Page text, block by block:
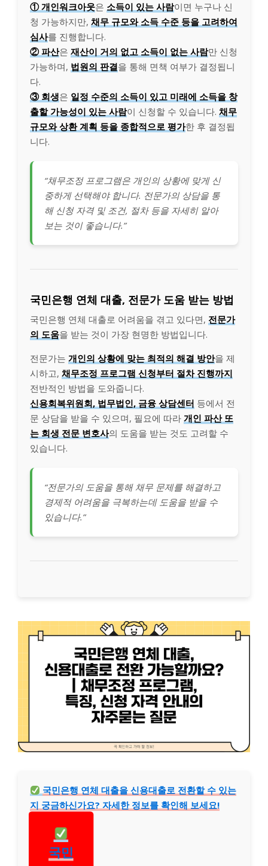
① 개인워크아웃은 소득이 있는 사람이면 누구나 신
청 가능하지만, 채무 규모와 소득 수준 등을 고려하여
심사를 진행합니다.
② 파산은 재산이 거의 없고 소득이 없는 사람만 신청
가능하며, 법원의 판결을 통해 면책 여부가 결정됩니
다.
③ 회생은 일정 수준의 소득이 있고 미래에 소득을 창
출할 가능성이 있는 사람이 신청할 수 있습니다. 채무
규모와 상환 계획 등을 종합적으로 평가한 후 결정됩
니다.
“채무조정 프로그램은 개인의 상황에 맞게 신
중하게 선택해야 합니다. 전문가의 상담을 통
해 신청 자격 및 조건, 절차 등을 자세히 알아
보는 것이 좋습니다.”
국민은행 연체 대출, 전문가 도움 받는 방법
국민은행 연체 대출로 어려움을 겪고 있다면, 전문가
의 도움을 받는 것이 가장 현명한 방법입니다.
전문가는 개인의 상황에 맞는 최적의 해결 방안을 제
시하고, 채무조정 프로그램 신청부터 절차 진행까지
전반적인 방법을 도와줍니다.
신용회복위원회, 법무법인, 금융 상담센터 등에서 전
문 상담을 받을 수 있으며, 필요에 따라 개인 파산 또
는 회생 전문 변호사의 도움을 받는 것도 고려할 수
있습니다.
“전문가의 도움을 통해 채무 문제를 해결하고
경제적 어려움을 극복하는데 도움을 받을 수
있습니다.”
국민은행 연체 대출을 신용대출로 전환할 수 있는
지 궁금하신가요? 자세한 정보를 확인해 보세요!
국민